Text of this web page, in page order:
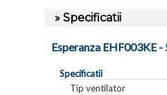
» Specificatii
Esperanza EHF003KE
Specificatii
Tip ventilator